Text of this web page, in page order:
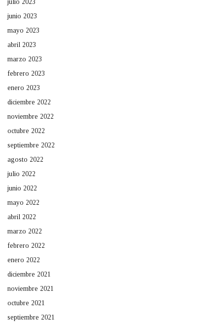
julio 2023
junio 2023
mayo 2023
abril 2023
marzo 2023
febrero 2023
enero 2023
diciembre 2022
noviembre 2022
octubre 2022
septiembre 2022
agosto 2022
julio 2022
junio 2022
mayo 2022
abril 2022
marzo 2022
febrero 2022
enero 2022
diciembre 2021
noviembre 2021
octubre 2021
septiembre 2021